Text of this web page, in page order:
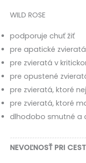
WILD ROSE
podporuje chuť žiť
pre apatické
pre zvieratá v
pre opustené
pre zvieratá, ktoré
pre zvieratá, ktoré
dlhodobo smutné a
NEVOĽNOSŤ PRI